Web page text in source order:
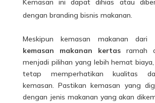
Kemasan ini dapat dihias atau
dengan branding bisnis makanan.
Meskipun kemasan makanan dari
kemasan makanan kertasramah
menjadi pilihan yang lebih hemat
tetap memperhatikan kualitas
kemasan. Pastikan kemasan yang
dengan jenis makanan yang akan